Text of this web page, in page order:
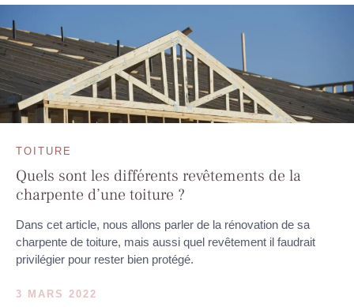
TOITURE
Quels sont les différents revêtements de la
charpente d’une toiture ?
Dans cet article, nous allons parler de la rénovation de sa
charpente de toiture, mais aussi quel revêtement il faudrait
privilégier pour rester bien protégé.
3 MARS 2022